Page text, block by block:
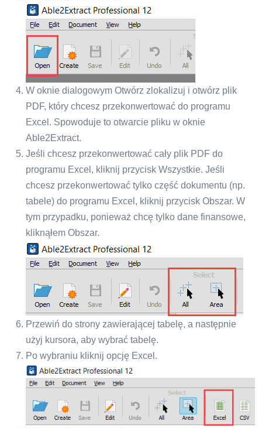
W oknie dialogowym Otwórz zlokalizuj i otwórz plik
PDF, który chcesz przekonwertować do programu
Excel. Spowoduje to otwarcie pliku w oknie
Able2Extract.
Jeśli chcesz przekonwertować cały plik PDF do
programu Excel, kliknij przycisk Wszystkie. Jeśli
chcesz przekonwertować tylko część dokumentu (np.
tabele) do programu Excel, kliknij przycisk Obszar. W
tym przypadku, ponieważ chcę tylko dane finansowe,
kliknąłem Obszar.
Przewiń do strony zawierającej tabelę, a następnie
użyj kursora, aby wybrać tabelę.
Po wybraniu kliknij opcję Excel.